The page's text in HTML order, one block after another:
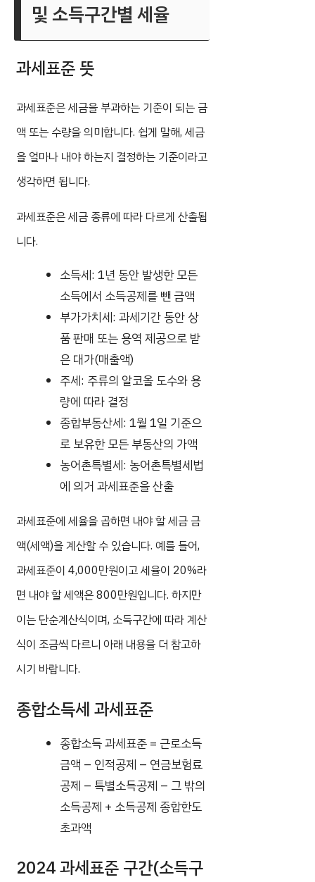
및 소득구간별 세율
과세표준 뜻
과세표준은 세금을 부과하는 기준이 되는 금
액 또는 수량을 의미합니다. 쉽게 말해, 세금
을 얼마나 내야 하는지 결정하는 기준이라고
생각하면 됩니다.
과세표준은 세금 종류에 따라 다르게 산출됩
니다.
소득세: 1년 동안 발생한 모든
소득에서 소득공제를 뺀 금액
부가가치세: 과세기간 동안 상
품 판매 또는 용역 제공으로 받
은 대가(매출액)
주세: 주류의 알코올 도수와 용
량에 따라 결정
종합부동산세: 1월 1일 기준으
로 보유한 모든 부동산의 가액
농어촌특별세: 농어촌특별세법
에 의거 과세표준을 산출
과세표준에 세율을 곱하면 내야 할 세금 금
액(세액)을 계산할 수 있습니다. 예를 들어,
과세표준이 4,000만원이고 세율이 20%라
면 내야 할 세액은 800만원입니다. 하지만
이는 단순계산식이며, 소득구간에 따라 계산
식이 조금씩 다르니 아래 내용을 더 참고하
시기 바랍니다.
종합소득세 과세표준
종합소득 과세표준 = 근로소득
금액 – 인적공제 – 연금보험료
공제 – 특별소득공제 – 그 밖의
소득공제 + 소득공제 종합한도
초과액
2024 과세표준 구간(소득구